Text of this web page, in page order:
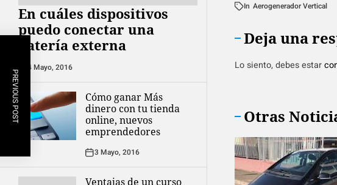
En cuáles dispositivos
puedo conectar una
batería externa
4 Mayo, 2016
Cómo ganar Más
dinero con tu tienda
online, nuevos
emprendedores
3 Mayo, 2016
Ventajas de un curso
In Aerogenerador Vertical
Deja una
Lo siento, debes estar
PREVIOUS POST Otras